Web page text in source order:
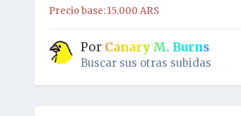
Precio base: 15.000 ARS
Por Canary M. Burns
Buscar sus otras subidas